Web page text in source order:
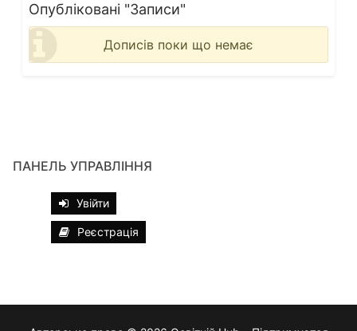
Опубліковані "Записи"
Дописів поки що немає
ПАНЕЛЬ УПРАВЛІННЯ
Увійти
Реєстрація